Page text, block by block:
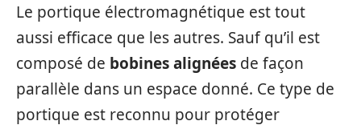
Le portique électromagnétique est tout
aussi efficace que les autres. Sauf qu’il est
composé de bobines alignées de façon
parallèle dans un espace donné. Ce type de
portique est reconnu pour protéger